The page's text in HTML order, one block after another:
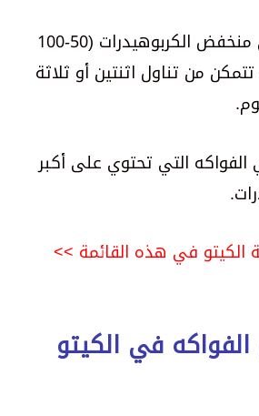
في النظام الغذائي منخفض الكربوهيدرات (50-100
من تناول اثنتين أو ثلاثة
الفواكه التي تحتوي على أكبر
في هذه القائمة >>
في الكيتو